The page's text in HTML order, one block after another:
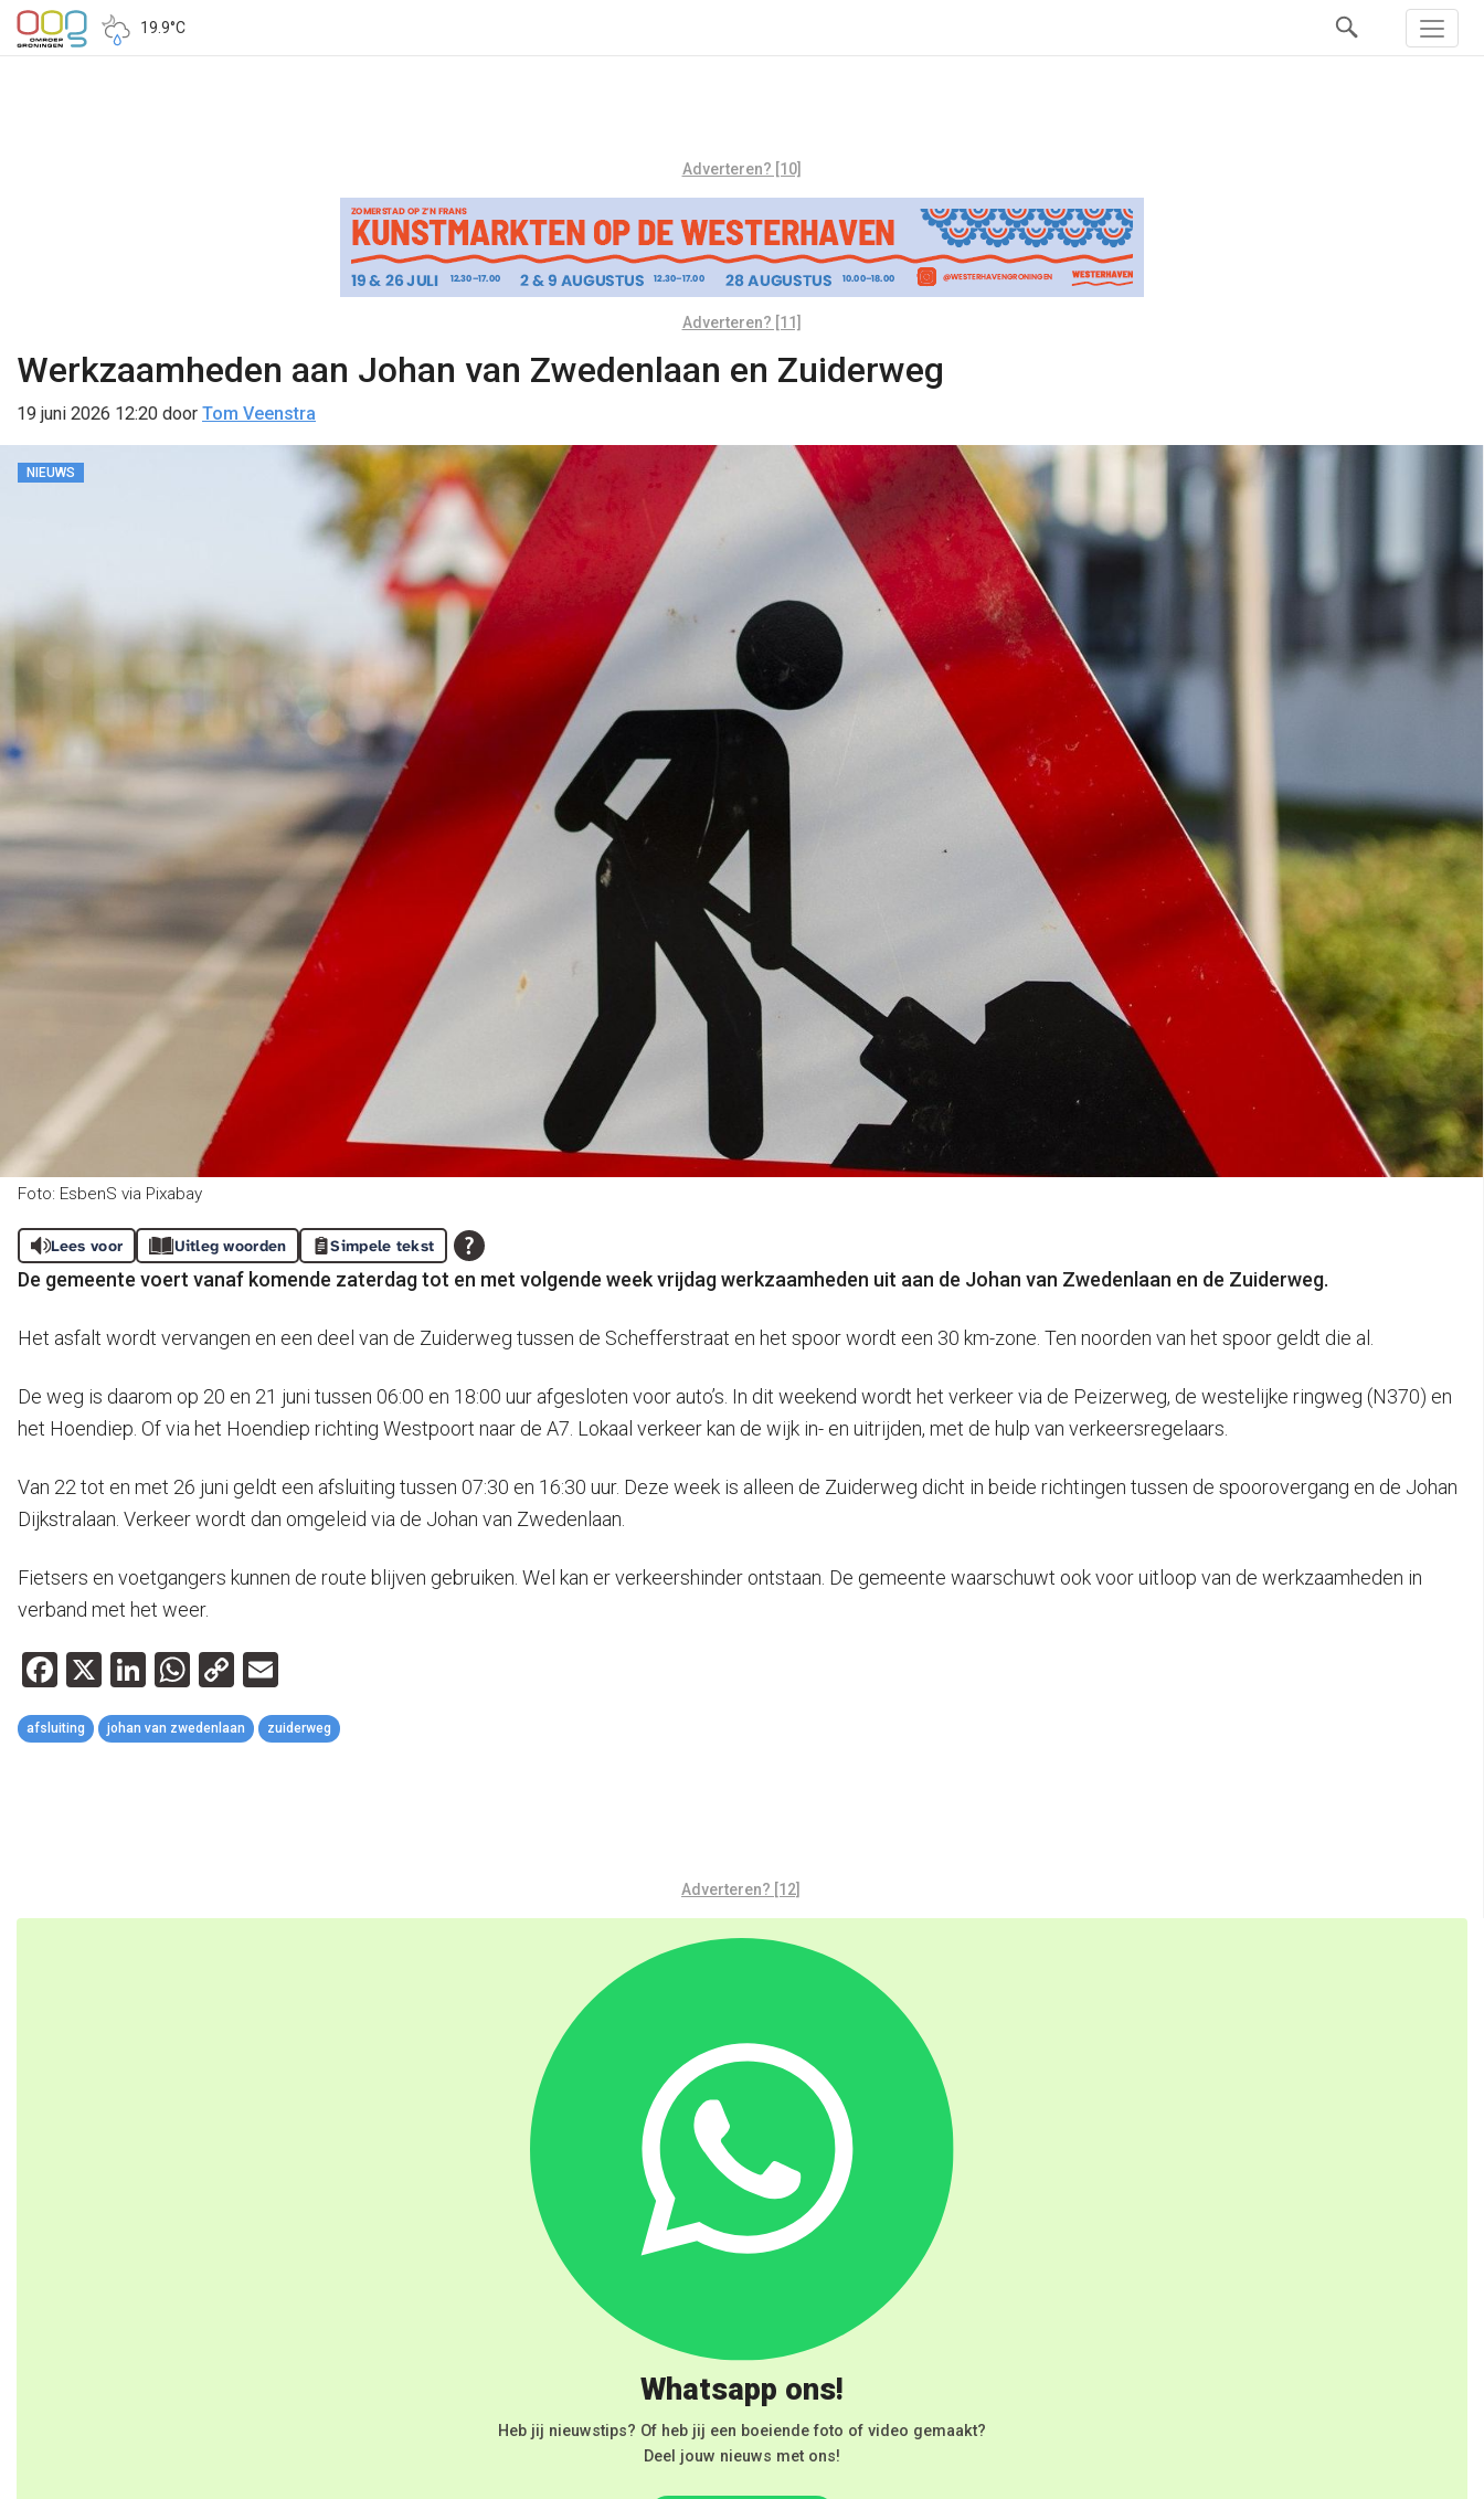
19.9°C
Adverteren? [10]
Adverteren? [11]
Werkzaamheden aan Johan van Zwedenlaan en Zuiderweg
19 juni 2026 12:20 door Tom Veenstra
NIEUWS
Foto: EsbenS via Pixabay
Lees voor Uitleg woorden Simpele tekst
De gemeente voert vanaf komende zaterdag tot en met volgende week vrijdag werkzaamheden uit aan de Johan van Zwedenlaan en de Zuiderweg.
Het asfalt wordt vervangen en een deel van de Zuiderweg tussen de Schefferstraat en het spoor wordt een 30 km-zone. Ten noorden van het spoor geldt die al.
De weg is daarom op 20 en 21 juni tussen 06:00 en 18:00 uur afgesloten voor auto’s. In dit weekend wordt het verkeer via de Peizerweg, de westelijke ringweg (N370) en
het Hoendiep. Of via het Hoendiep richting Westpoort naar de A7. Lokaal verkeer kan de wijk in- en uitrijden, met de hulp van verkeersregelaars.
Van 22 tot en met 26 juni geldt een afsluiting tussen 07:30 en 16:30 uur. Deze week is alleen de Zuiderweg dicht in beide richtingen tussen de spoorovergang en de Johan
Dijkstralaan. Verkeer wordt dan omgeleid via de Johan van Zwedenlaan.
Fietsers en voetgangers kunnen de route blijven gebruiken. Wel kan er verkeershinder ontstaan. De gemeente waarschuwt ook voor uitloop van de werkzaamheden in
verband met het weer.
Facebook
X LinkedIn
WhatsApp
Copy
Link
afsluiting johan van zwedenlaan zuiderweg
Adverteren? [12]
Whatsapp ons!
Heb jij nieuwstips? Of heb jij een boeiende foto of video gemaakt?
Deel jouw nieuws met ons!